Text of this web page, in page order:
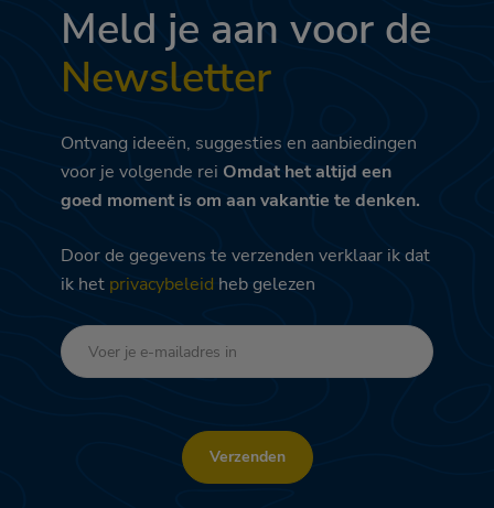
Meld je aan voor de
Newsletter
Ontvang ideeën, suggesties en aanbiedingen
voor je volgende rei Omdat het altijd een
goed moment is om aan vakantie te denken.
Door de gegevens te verzenden verklaar ik dat
ik het privacybeleid heb gelezen
Verzenden